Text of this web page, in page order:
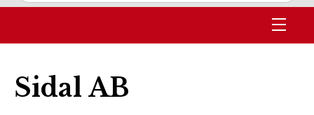
Sidal AB